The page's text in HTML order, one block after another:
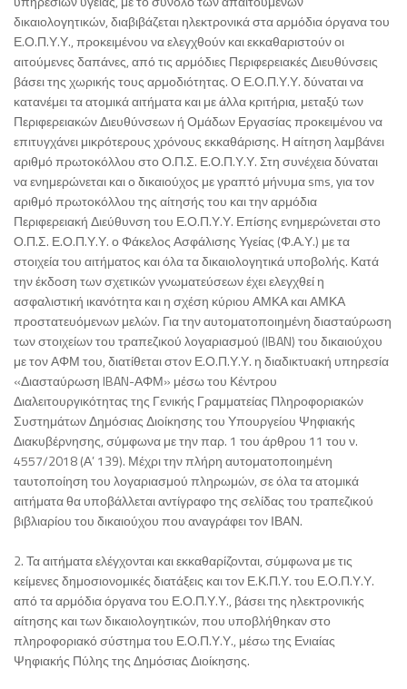
δικαιολογητικών, διαβιβάζεται ηλεκτρονικά στα αρμόδια όργανα του
Ε.Ο.Π.Υ.Υ., προκειμένου να ελεγχθούν και εκκαθαριστούν οι
αιτούμενες δαπάνες, από τις αρμόδιες Περιφερειακές Διευθύνσεις
βάσει της χωρικής τους αρμοδιότητας. Ο Ε.Ο.Π.Υ.Υ. δύναται να
κατανέμει τα ατομικά αιτήματα και με άλλα κριτήρια, μεταξύ των
Περιφερειακών Διευθύνσεων ή Ομάδων Εργασίας προκειμένου να
επιτυγχάνει μικρότερους χρόνους εκκαθάρισης. Η αίτηση λαμβάνει
αριθμό πρωτοκόλλου στο Ο.Π.Σ. Ε.Ο.Π.Υ.Υ. Στη συνέχεια δύναται
να ενημερώνεται και ο δικαιούχος με γραπτό μήνυμα sms, για τον
αριθμό πρωτοκόλλου της αίτησής του και την αρμόδια
Περιφερειακή Διεύθυνση του Ε.Ο.Π.Υ.Υ. Επίσης ενημερώνεται στο
Ο.Π.Σ. Ε.Ο.Π.Υ.Υ. ο Φάκελος Ασφάλισης Υγείας (Φ.Α.Υ.) με τα
στοιχεία του αιτήματος και όλα τα δικαιολογητικά υποβολής. Κατά
την έκδοση των σχετικών γνωματεύσεων έχει ελεγχθεί η
ασφαλιστική ικανότητα και η σχέση κύριου ΑΜΚΑ και ΑΜΚΑ
προστατευόμενων μελών. Για την αυτοματοποιημένη διασταύρωση
των στοιχείων του τραπεζικού λογαριασμού (IBAN) του δικαιούχου
με τον ΑΦΜ του, διατίθεται στον Ε.Ο.Π.Υ.Υ. η διαδικτυακή υπηρεσία
«Διασταύρωση IBAN-ΑΦΜ» μέσω του Κέντρου
Διαλειτουργικότητας της Γενικής Γραμματείας Πληροφοριακών
Συστημάτων Δημόσιας Διοίκησης του Υπουργείου Ψηφιακής
Διακυβέρνησης, σύμφωνα με την παρ. 1 του άρθρου 11 του ν.
4557/2018 (Α’ 139). Μέχρι την πλήρη αυτοματοποιημένη
ταυτοποίηση του λογαριασμού πληρωμών, σε όλα τα ατομικά
αιτήματα θα υποβάλλεται αντίγραφο της σελίδας του τραπεζικού
βιβλιαρίου του δικαιούχου που αναγράφει τον ΙΒΑΝ.
2. Τα αιτήματα ελέγχονται και εκκαθαρίζονται, σύμφωνα με τις
κείμενες δημοσιονομικές διατάξεις και τον Ε.Κ.Π.Υ. του Ε.Ο.Π.Υ.Υ.
από τα αρμόδια όργανα του Ε.Ο.Π.Υ.Υ., βάσει της ηλεκτρονικής
αίτησης και των δικαιολογητικών, που υποβλήθηκαν στο
πληροφοριακό σύστημα του Ε.Ο.Π.Υ.Υ., μέσω της Ενιαίας
Ψηφιακής Πύλης της Δημόσιας Διοίκησης.